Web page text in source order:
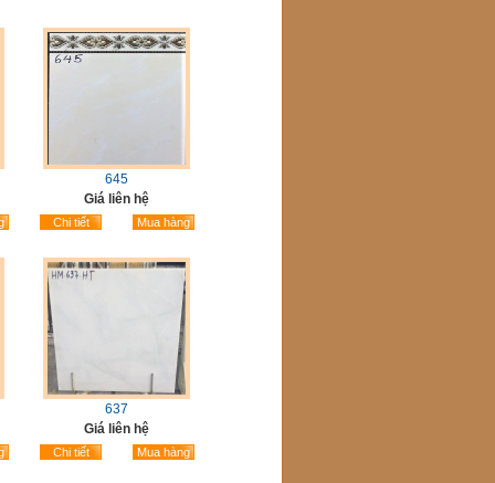
645
Giá liên hệ
Chi tiết Mua hàng
637
Giá liên hệ
Chi tiết Mua hàng